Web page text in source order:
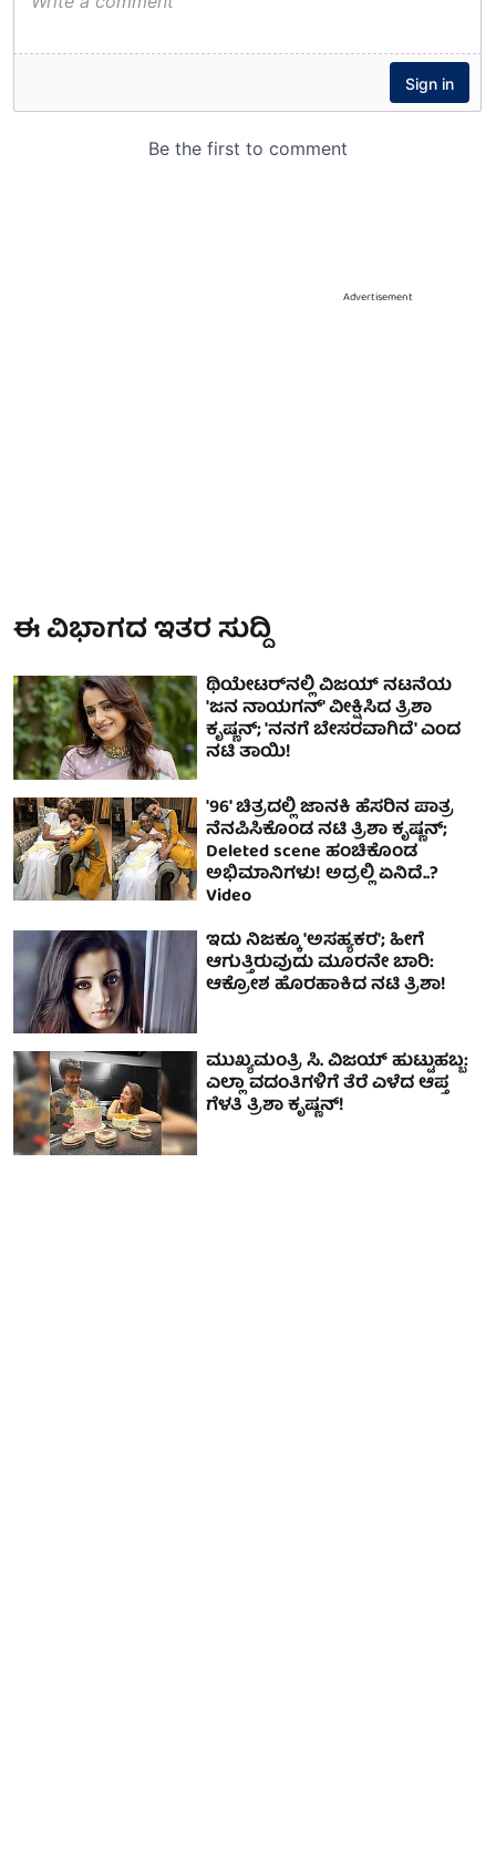
Advertisement
ಈ ವಿಭಾಗದ ಇತರ ಸುದ್ದಿ
ಥಿಯೇಟರ್‌ನಲ್ಲಿ ವಿಜಯ್ ನಟನೆಯ
'ಜನ ನಾಯಗನ್' ವೀಕ್ಷಿಸಿದ ತ್ರಿಶಾ
ಕೃಷ್ಣನ್; 'ನನಗೆ ಬೇಸರವಾಗಿದೆ' ಎಂದ
ನಟಿ ತಾಯಿ!
'96' ಚಿತ್ರದಲ್ಲಿ ಜಾನಕಿ ಹೆಸರಿನ ಪಾತ್ರ
ನೆನಪಿಸಿಕೊಂಡ ನಟಿ ತ್ರಿಶಾ ಕೃಷ್ಣನ್;
Deleted scene ಹಂಚಿಕೊಂಡ
ಅಭಿಮಾನಿಗಳು! ಅದ್ರಲ್ಲಿ ಏನಿದೆ..?
Video
ಇದು ನಿಜಕ್ಕೂ 'ಅಸಹ್ಯಕರ'; ಹೀಗೆ
ಆಗುತ್ತಿರುವುದು ಮೂರನೇ ಬಾರಿ:
ಆಕ್ರೋಶ ಹೊರಹಾಕಿದ ನಟಿ ತ್ರಿಶಾ!
ಮುಖ್ಯಮಂತ್ರಿ ಸಿ. ವಿಜಯ್ ಹುಟ್ಟುಹಬ್ಬ:
ಎಲ್ಲಾ ವದಂತಿಗಳಿಗೆ ತೆರೆ ಎಳೆದ ಆಪ್ತ
ಗೆಳತಿ ತ್ರಿಶಾ ಕೃಷ್ಣನ್!